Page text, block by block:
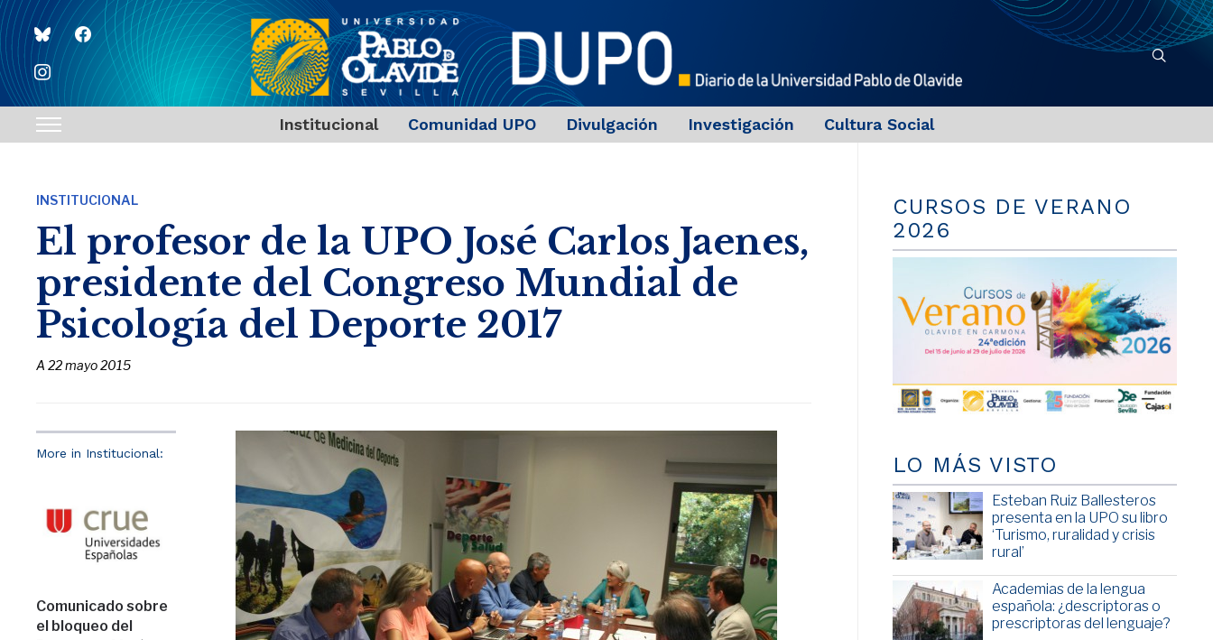
blueskyfacebook
instagram
Toggle
navigation
Institucional Comunidad UPO Divulgación Investigación Cultura Social
INSTITUCIONAL
El profesor de la UPO José Carlos Jaenes,
presidente del Congreso Mundial de
Psicología del Deporte 2017
A22 mayo 2015
More in Institucional:
Comunicado sobre
el bloqueo del
CURSOS DE VERANO
2026
LO MÁS VISTO
Esteban Ruiz Ballesteros
presenta en la UPO su libro
‘Turismo, ruralidad y crisis
rural’
Academias de la lengua
española: ¿descriptoras o
prescriptoras del lenguaje?